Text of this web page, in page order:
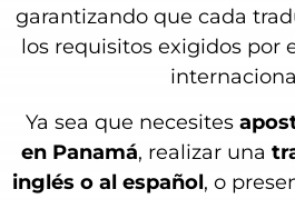
garantizando que cada
los requisitos exigidos por
Ya sea que necesites
en Panamá, realizar una
inglés o al español, o